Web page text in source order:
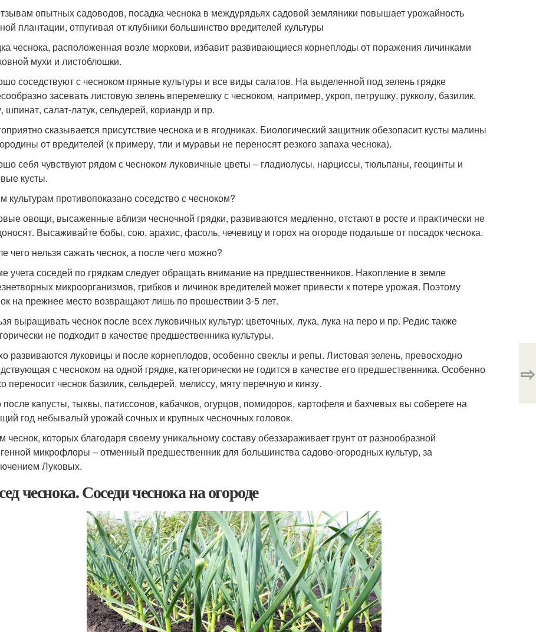
опытных садоводов, посадка чеснока в междурядьях садовой земляники повышает урожайность
плантации, отпугивая от клубники большинство вредителей культуры
чеснока, расположенная возле моркови, избавит развивающиеся корнеплоды от поражения личинками
мухи и листоблошки.
соседствуют с чесноком пряные культуры и все виды салатов. На выделенной под зелень грядке
засевать листовую зелень вперемешку с чесноком, например, укроп, петрушку, рукколу, базилик,
шпинат, салат-латук, сельдерей, кориандр и пр.
сказывается присутствие чеснока и в ягодниках. Биологический защитник обезопасит кусты малины
от вредителей (к примеру, тли и муравьи не переносят резкого запаха чеснока).
себя чувствуют рядом с чесноком луковичные цветы – гладиолусы, нарциссы, тюльпаны, геоцинты и
кусты.
культурам противопоказано соседство с чесноком?
овощи, высаженные вблизи чесночной грядки, развиваются медленно, отстают в росте и практически не
Высаживайте бобы, сою, арахис, фасоль, чечевицу и горох на огороде подальше от посадок чеснока.
чего нельзя сажать чеснок, а после чего можно?
учета соседей по грядкам следует обращать внимание на предшественников. Накопление в земле
микроорганизмов, грибков и личинок вредителей может привести к потере урожая. Поэтому
на прежнее место возвращают лишь по прошествии 3-5 лет.
выращивать чеснок после всех луковичных культур: цветочных, лука, лука на перо и пр. Редис также
не подходит в качестве предшественника культуры.
развиваются луковицы и после корнеплодов, особенно свеклы и репы. Листовая зелень, превосходно
с чесноком на одной грядке, категорически не годится в качестве его предшественника. Особенно
переносит чеснок базилик, сельдерей, мелиссу, мяту перечную и кинзу.
после капусты, тыквы, патиссонов, кабачков, огурцов, помидоров, картофеля и бахчевых вы соберете на
год небывалый урожай сочных и крупных чесночных головок.
чеснок, которых благодаря своему уникальному составу обеззараживает грунт от разнообразной
микрофлоры – отменный предшественник для большинства садово-огородных культур, за
Луковых.
чеснока. Соседи чеснока на огороде
⇨